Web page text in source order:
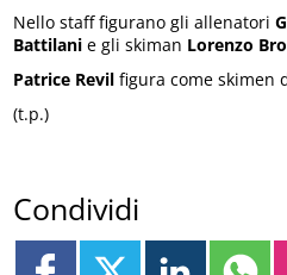
Nello staff figurano gli allenatori
Battilani e gli skiman Lorenzo
Patrice Revil figura come skimen
(t.p.)
Condividi